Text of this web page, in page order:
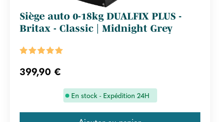
Siège auto 0-18kg DUALFIX PLUS -
Britax - Classic | Midnight Grey
399,90 €
En stock - Expédition 24H